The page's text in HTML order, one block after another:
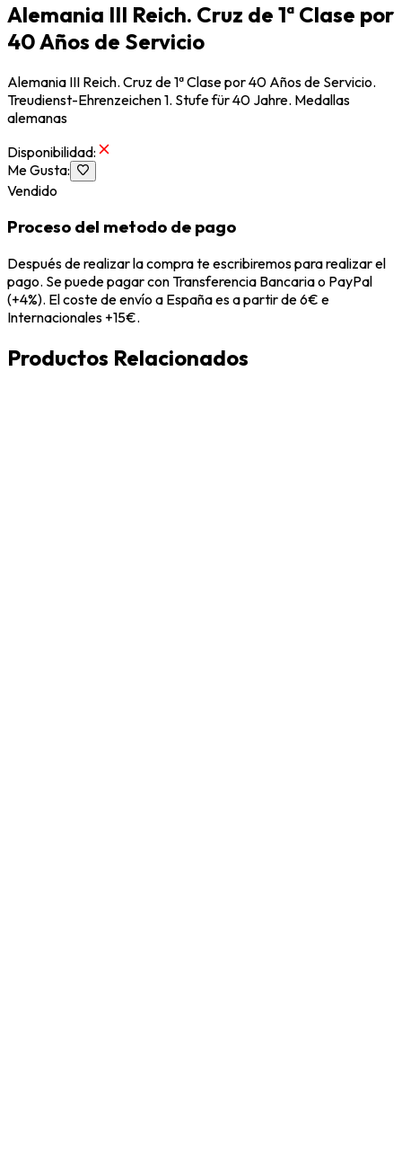
Alemania III Reich. Cruz de 1ª Clase por
40 Años de Servicio
Alemania III Reich. Cruz de 1ª Clase por 40 Años de Servicio.
Treudienst-Ehrenzeichen 1. Stufe für 40 Jahre. Medallas
alemanas
Disponibilidad:
Me Gusta:
Vendido
Proceso del metodo de pago
Después de realizar la compra te escribiremos para realizar el
pago. Se puede pagar con Transferencia Bancaria o PayPal
(+4%). El coste de envío a España es a partir de 6€ e
Internacionales +15€.
Productos Relacionados